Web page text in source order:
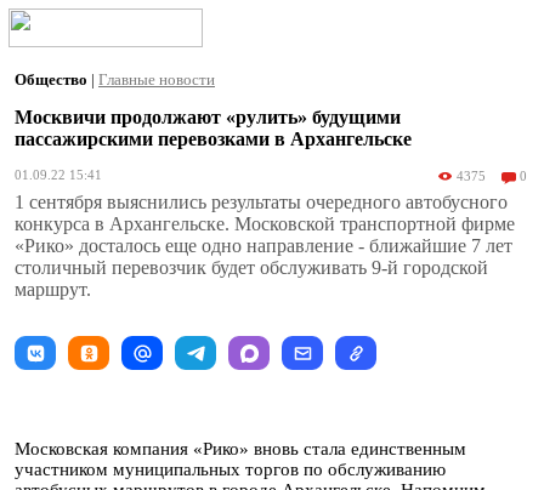
Общество | Главные новости
Москвичи продолжают «рулить» будущими
пассажирскими перевозками в Архангельске
01.09.22 15:41 4375 0
1 сентября выяснились результаты очередного автобусного
конкурса в Архангельске. Московской транспортной фирме
«Рико» досталось еще одно направление - ближайшие 7 лет
столичный перевозчик будет обслуживать 9-й городской
маршрут.
Московская компания «Рико» вновь стала единственным
участником муниципальных торгов по обслуживанию